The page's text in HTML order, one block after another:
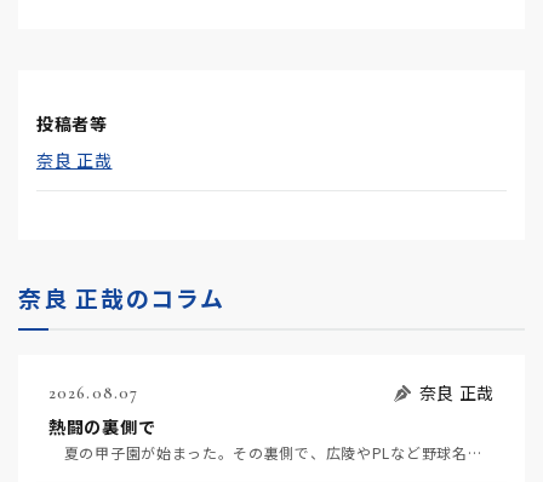
投稿者等
奈良 正哉
奈良 正哉のコラム
2026.08.07
奈良 正哉
熱闘の裏側で
夏の甲子園が始まった。その裏側で、広陵やPLなど野球名門校（だった）の不祥事のその後について、「熱…